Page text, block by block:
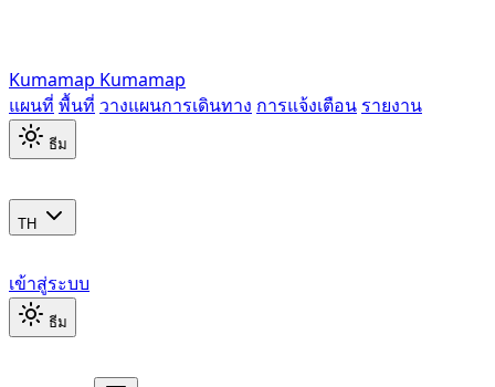
Kumamap Kumamap
แผนที่ พื้นที่ วางแผนการเดินทาง การแจ้งเตือน รายงาน
ธีม
TH
เข้าสู่ระบบ
ธีม